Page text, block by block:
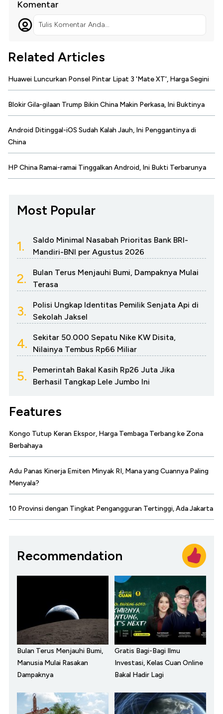
Komentar
Tulis Komentar Anda...
Related Articles
Huawei Luncurkan Ponsel Pintar Lipat 3 'Mate XT', Harga Segini
Blokir Gila-gilaan Trump Bikin China Makin Perkasa, Ini Buktinya
Android Ditinggal-iOS Sudah Kalah Jauh, Ini Penggantinya di
China
HP China Ramai-ramai Tinggalkan Android, Ini Bukti Terbarunya
Most Popular
1.
Saldo Minimal Nasabah Prioritas Bank BRI-
Mandiri-BNI per Agustus 2026
2.
Bulan Terus Menjauhi Bumi, Dampaknya Mulai
Terasa
3.
Polisi Ungkap Identitas Pemilik Senjata Api di
Sekolah Jaksel
4.
Sekitar 50.000 Sepatu Nike KW Disita,
Nilainya Tembus Rp66 Miliar
5.
Pemerintah Bakal Kasih Rp26 Juta Jika
Berhasil Tangkap Lele Jumbo Ini
Features
Kongo Tutup Keran Ekspor, Harga Tembaga Terbang ke Zona
Berbahaya
Adu Panas Kinerja Emiten Minyak RI, Mana yang Cuannya Paling
Menyala?
10 Provinsi dengan Tingkat Pengangguran Tertinggi, Ada Jakarta
Recommendation
Bulan Terus Menjauhi Bumi,
Manusia Mulai Rasakan
Dampaknya
Gratis Bagi-Bagi Ilmu
Investasi, Kelas Cuan Online
Bakal Hadir Lagi